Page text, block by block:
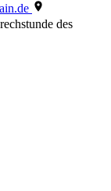
des